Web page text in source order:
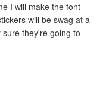
I will make the font
will be swag at a
they're going to